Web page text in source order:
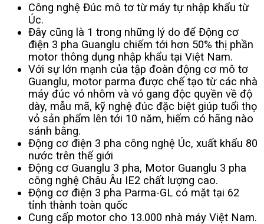
Công nghệ Đúc mô tơ từ máy tự nhập khẩu từ
Úc.
Đây cũng là 1 trong những lý do để Động cơ
điện 3 pha Guanglu chiếm tới hơn 50% thị phần
motor thông dụng nhập khẩu tại Việt Nam.
Với sự lớn mạnh của tập đoàn động cơ mô tơ
Guanglu, motor parma được chế tạo từ các nhà
máy đúc vỏ nhôm và vỏ gang độc quyền về độ
dày, mẫu mã, kỹ nghệ đúc đặc biệt giúp tuổi thọ
vỏ sản phẩm lên tới 10 năm, hiếm có hãng nào
sánh bằng.
Động cơ điện 3 pha công nghệ Úc, xuất khẩu 80
nước trên thế giới
Động cơ Guanglu 3 pha, Motor Guanglu 3 pha
công nghệ Châu Âu IE2 chất lượng cao.
Động cơ điện 3 pha Parma-GL có mặt tại 62
tỉnh thành toàn quốc
Cung cấp motor cho 13.000 nhà máy Việt Nam.